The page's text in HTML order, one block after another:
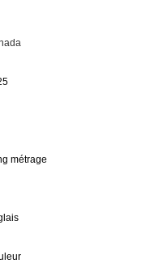
métrage